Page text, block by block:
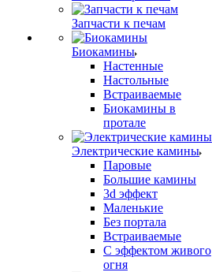
Запчасти к печам
Биокамины
Настенные
Настольные
Встраиваемые
Биокамины в
протале
Электрические камины
Паровые
Большие камины
3d эффект
Маленькие
Без портала
Встраиваемые
С эффектом живого
огня